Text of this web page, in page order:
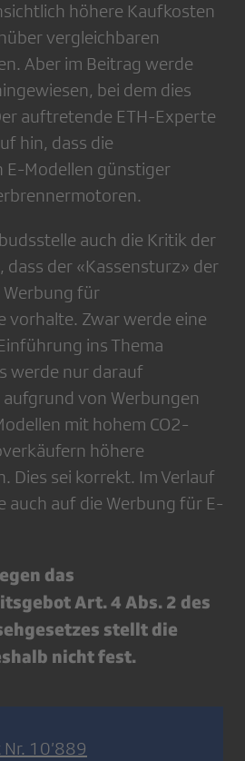
höhere Kaufkosten
vergleichbaren
Aber im Beitrag werde
bei dem dies
auftretende ETH-Experte
hin, dass die
E-Modellen günstiger
auch die Kritik der
dass der «Kassensturz» der
Werbung für
vorhalte. Zwar werde eine
ins Thema
werde nur darauf
von Werbungen
mit hohem CO2-
höhere
Dies sei korrekt. Im Verlauf
auch auf die Werbung für E-
das
Art. 4 Abs. 2 des
stellt die
nicht fest.
10’889